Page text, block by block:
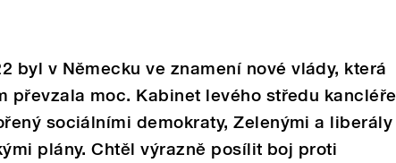
byl v Německu ve znamení nové vlády, která
převzala moc. Kabinet levého středu kancléře
sociálními demokraty, Zelenými a liberály
plány. Chtěl výrazně posílit boj proti